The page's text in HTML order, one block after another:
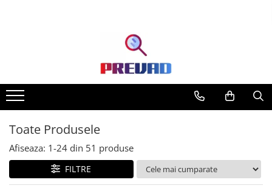
Toate Produsele
Afiseaza: 1-24 din 51 produse
FILTRE